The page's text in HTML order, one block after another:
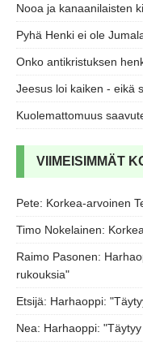
Nooa ja kanaanilaisten
Pyhä Henki ei ole
Onko antikristuksen
Jeesus loi kaiken - eikä
Kuolemattomuus
VIIMEISIMMÄT
Pete: Korkea-arvoinen
Timo Nokelainen:
Raimo Pasonen:
rukouksia"
Etsijä: Harhaoppi:
Nea: Harhaoppi: